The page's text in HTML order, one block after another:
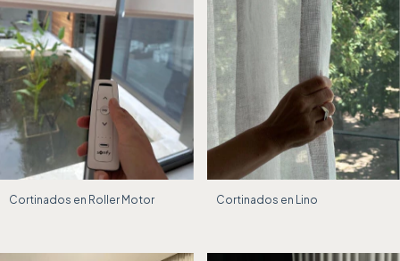
Cortinados en Roller Motor Cortinados en Lino